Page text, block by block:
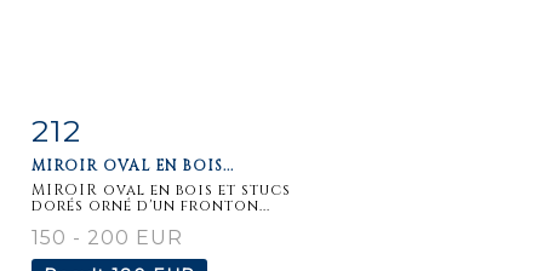
Item detail
212
MIROIR OVAL EN BOIS...
MIROIR oval en bois et stucs
dorés orné d'un fronton...
150 - 200 EUR